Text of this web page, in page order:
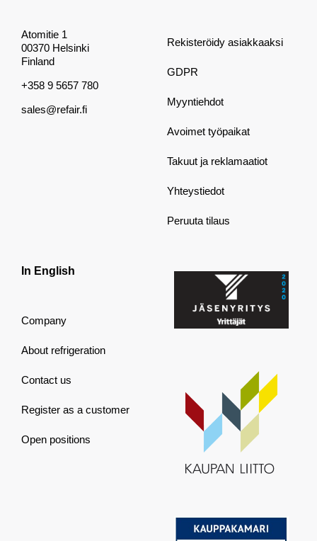
Atomitie 1
00370 Helsinki
Finland
+358 9 5657 780
sales@refair.fi
Rekisteröidy asiakkaaksi
GDPR
Myyntiehdot
Avoimet työpaikat
Takuut ja reklamaatiot
Yhteystiedot
Peruuta tilaus
In English
Company
About refrigeration
Contact us
Register as a customer
Open positions